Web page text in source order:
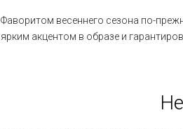
Фаворитом весеннего сезона по-
ярким акцентом в образе и